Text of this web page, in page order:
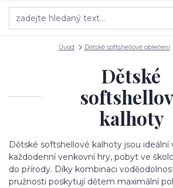
Úvod Dětské softshellové oblečení
Dětské
kalhoty
Dětské softshellové kalhoty jsou ideální
každodenní venkovní hry, pobyt ve
do přírody. Díky kombinaci
pružnosti poskytují dětem maximální